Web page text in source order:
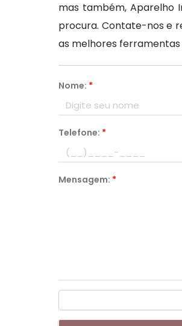
mas também, Aparelho
procura. Contate-nos e
as melhores
Nome: *
Telefone: *
Mensagem: *